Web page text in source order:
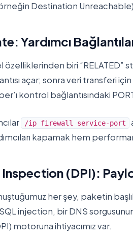
Destination
Yardımcı
biri “RELATED”
açar; sonra veri transferi
kontrol bağlantısındaki
/ip firewall service-port
kapamak hem
(DPI):
her şey, paketin
injection, bir DNS
motoruna ihtiyacımız var.